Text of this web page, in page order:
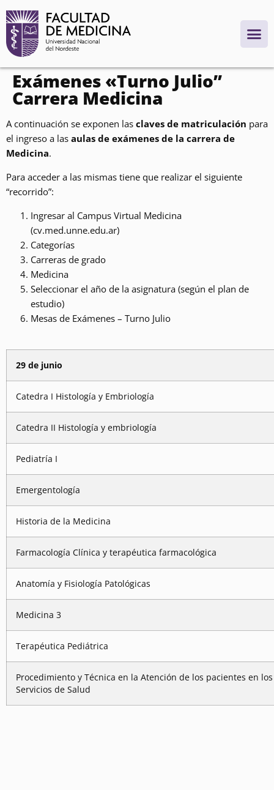
contenido
Exámenes «Turno Julio”
Carrera Medicina
A continuación se exponen las claves de matriculación para
el ingreso a las aulas de exámenes de la carrera de
Medicina.
Para acceder a las mismas tiene que realizar el siguiente
“recorrido”:
Ingresar al Campus Virtual Medicina
(cv.med.unne.edu.ar)
Categorías
Carreras de grado
Medicina
Seleccionar el año de la asignatura (según el plan de
estudio)
Mesas de Exámenes – Turno Julio
29 de junio
Catedra I Histología y Embriología
Catedra II Histología y embriología
Pediatría I
Emergentología
Historia de la Medicina
Farmacología Clínica y terapéutica farmacológica
Anatomía y Fisiología Patológicas
Medicina 3
Terapéutica Pediátrica
Procedimiento y Técnica en la Atención de los pacientes en los
Servicios de Salud